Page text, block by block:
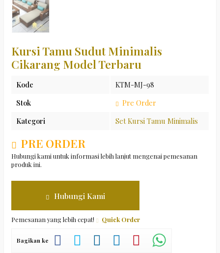
Kursi Tamu Sudut Minimalis
Cikarang Model Terbaru
Kode
KTM-MJ-98
Stok
Pre Order
Kategori
Set Kursi Tamu Minimalis
PRE ORDER
Hubungi kami untuk informasi lebih lanjut mengenai pemesanan
produk ini.
Hubungi Kami
Pemesanan yang lebih cepat! Quick Order
Bagikan ke